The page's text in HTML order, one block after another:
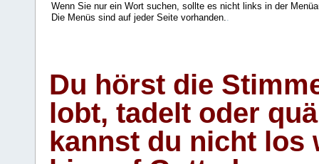
Wenn Sie nur ein Wort suchen, sollte es nicht links in der
Die Menüs sind auf jeder Seite vorhanden..
Du hörst die
lobt, tadelt oder
kannst du nicht los